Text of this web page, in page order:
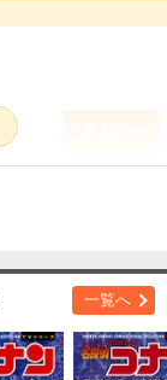
一覧へ